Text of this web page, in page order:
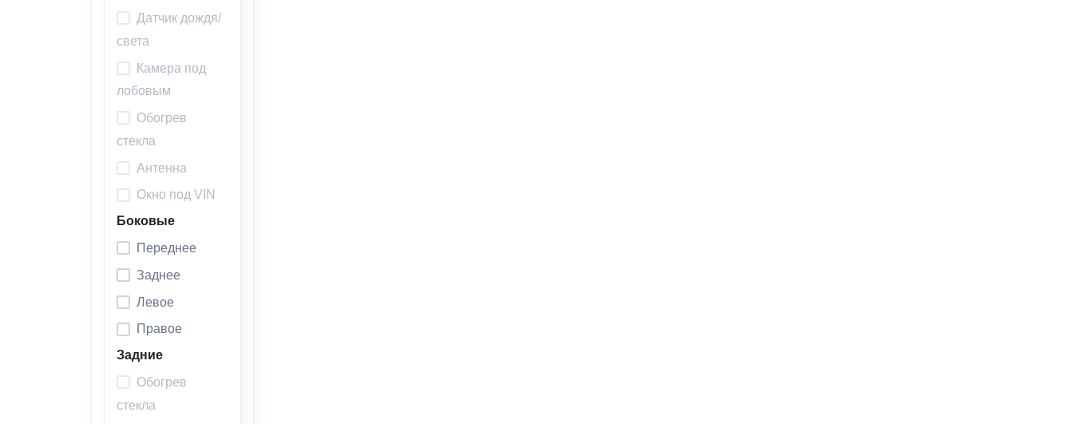
Датчик дождя/
света
Камера под
лобовым
Обогрев
стекла
Антенна
Окно под VIN
Боковые
Переднее
Заднее
Левое
Правое
Задние
Обогрев
стекла